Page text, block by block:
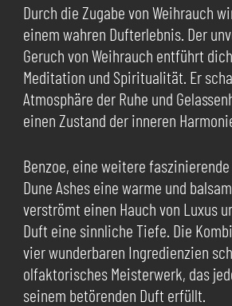
Durch die Zugabe von Weihrauch
einem wahren Dufterlebnis. Der
Geruch von Weihrauch entführt
Meditation und Spiritualität. Er
Atmosphäre der Ruhe und
einen Zustand der inneren
Benzoe, eine weitere
Dune Ashes eine warme und
verströmt einen Hauch von Luxus
Duft eine sinnliche Tiefe. Die
vier wunderbaren Ingredienzien
olfaktorisches Meisterwerk, das
seinem betörenden Duft erfüllt.